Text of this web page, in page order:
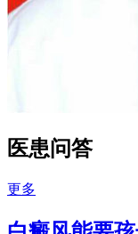
医患问答
更多